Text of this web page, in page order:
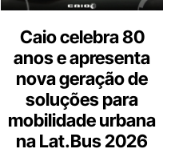
Caio celebra 80
anos e apresenta
nova geração de
soluções para
mobilidade urbana
na Lat.Bus 2026